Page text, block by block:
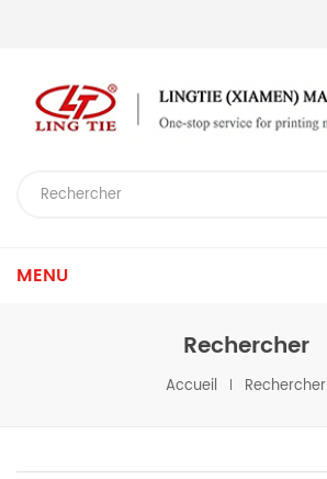
MENU
Rechercher
Accueil Rechercher